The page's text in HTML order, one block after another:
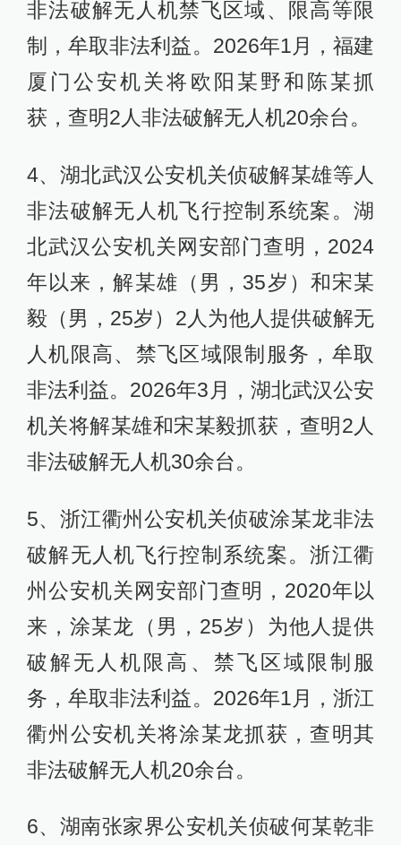
非法破解无人机禁飞区域、限高等限
制，牟取非法利益。2026年1月，福建
厦门公安机关将欧阳某野和陈某抓
获，查明2人非法破解无人机20余台。
4、湖北武汉公安机关侦破解某雄等人
非法破解无人机飞行控制系统案。湖
北武汉公安机关网安部门查明，2024
年以来，解某雄（男，35岁）和宋某
毅（男，25岁）2人为他人提供破解无
人机限高、禁飞区域限制服务，牟取
非法利益。2026年3月，湖北武汉公安
机关将解某雄和宋某毅抓获，查明2人
非法破解无人机30余台。
5、浙江衢州公安机关侦破涂某龙非法
破解无人机飞行控制系统案。浙江衢
州公安机关网安部门查明，2020年以
来，涂某龙（男，25岁）为他人提供
破解无人机限高、禁飞区域限制服
务，牟取非法利益。2026年1月，浙江
衢州公安机关将涂某龙抓获，查明其
非法破解无人机20余台。
6、湖南张家界公安机关侦破何某乾非